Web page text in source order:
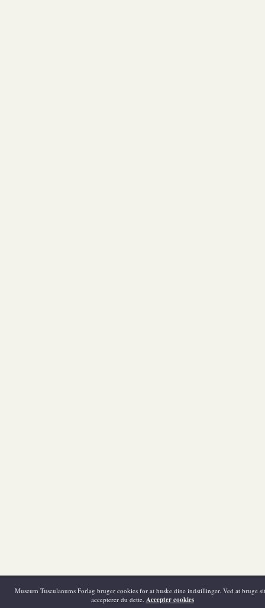
Museum Tusculanums Forlag bruger cookies for at huske dine indstillinger. Ved at bruge
accepterer du dette. Accepter cookies